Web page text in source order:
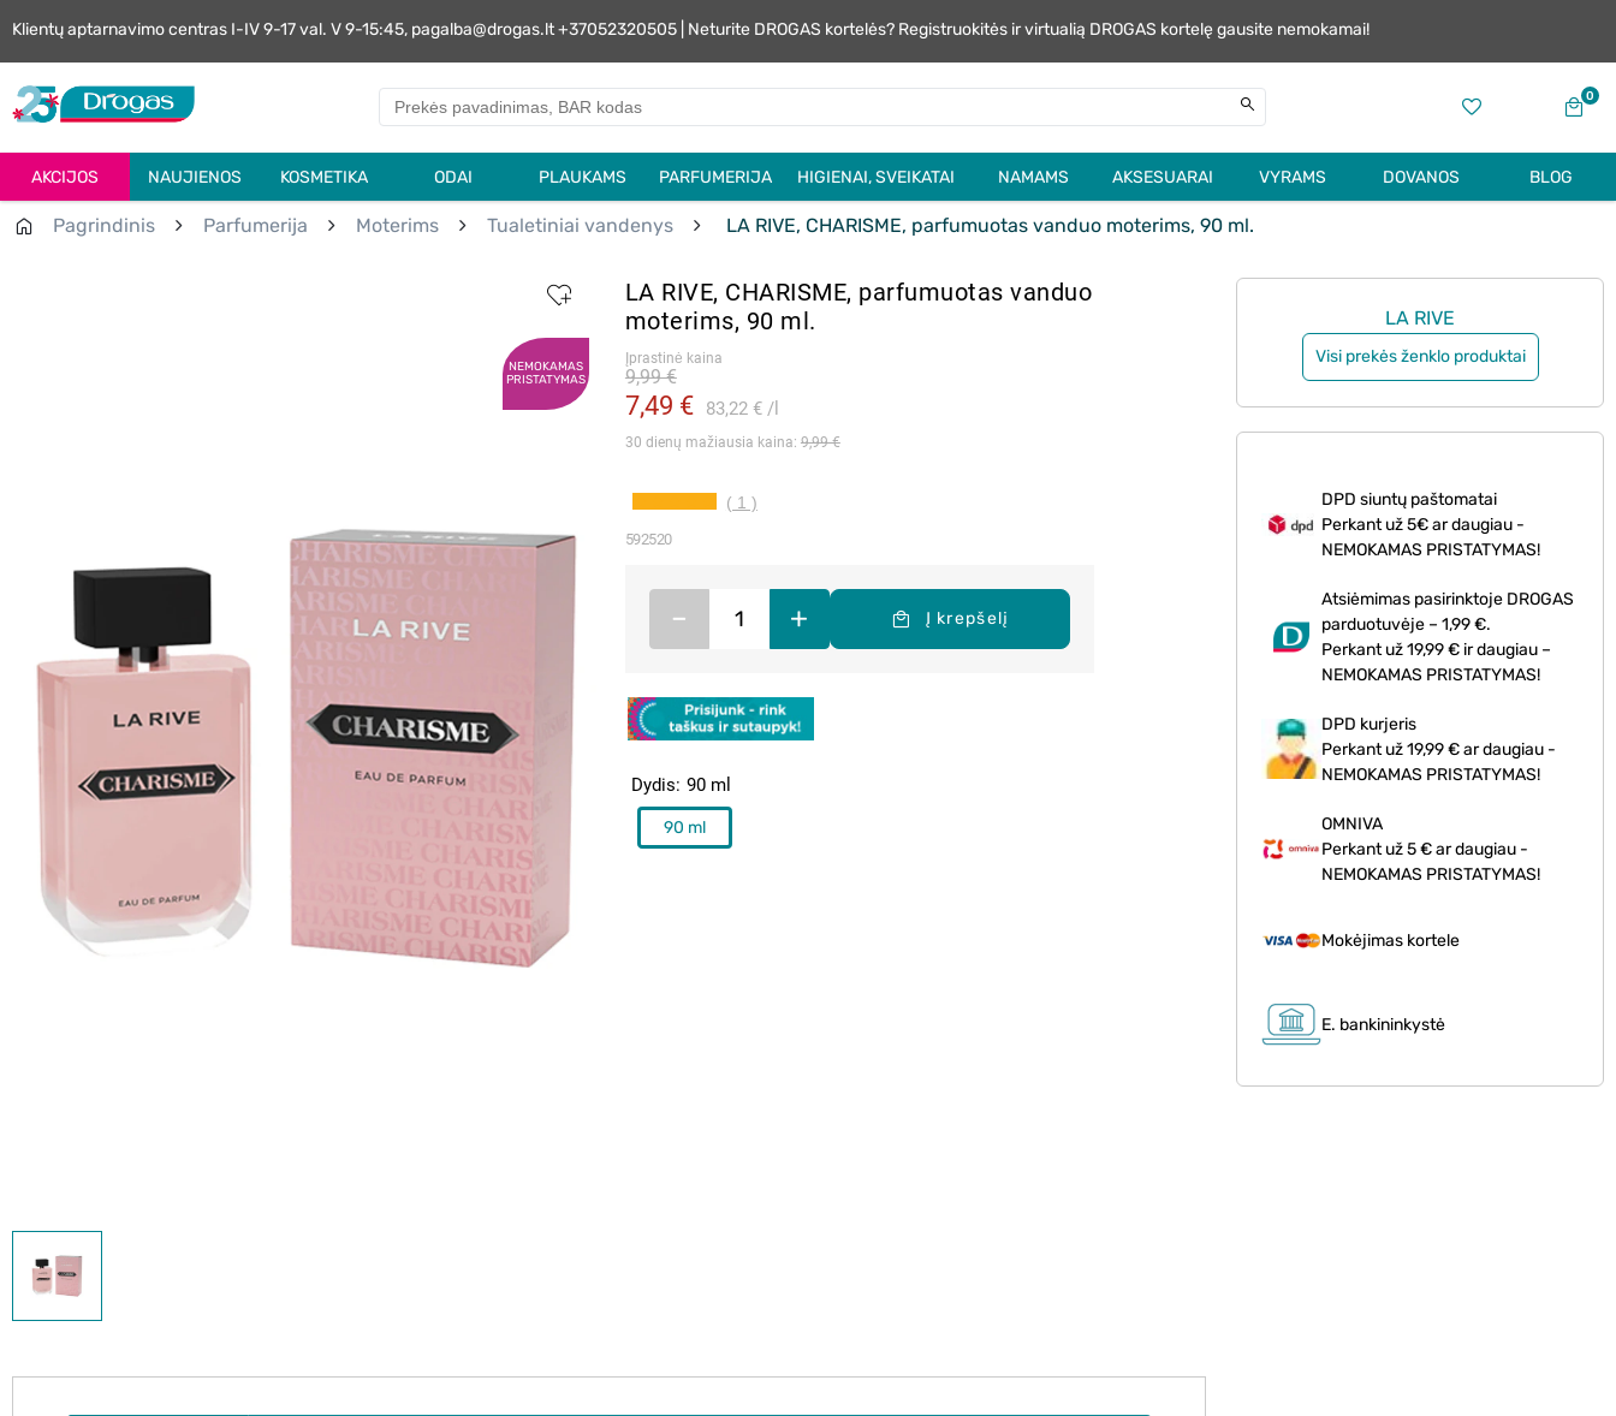
Klientų aptarnavimo centras I-IV 9-17 val. V 9-15:45, pagalba@drogas.lt +37052320505 | Neturite DROGAS kortelės? Registruokitės ir virtualią DROGAS kortelę gausite nemokamai!
0
AKCIJOS NAUJIENOS KOSMETIKA ODAI PLAUKAMS PARFUMERIJA HIGIENAI, SVEIKATAI NAMAMS AKSESUARAI VYRAMS DOVANOS BLOG
Pagrindinis Parfumerija Moterims Tualetiniai vandenys LA RIVE, CHARISME, parfumuotas vanduo moterims, 90 ml.
NEMOKAMAS
PRISTATYMAS
LA RIVE, CHARISME, parfumuotas vanduo
moterims, 90 ml.
Įprastinė kaina
7,49 € 83,22 € l
9,99 €
30 dienų mažiausia kaina: 9,99 €
( 1 )
592520
Dydis 90 ml
90 ml
– + Į krepšelį
LA RIVE
Visi prekės ženklo produktai
DPD siuntų paštomatai
Perkant už 5€ ar daugiau -
NEMOKAMAS PRISTATYMAS!
Atsiėmimas pasirinktoje DROGAS
parduotuvėje – 1,99 €.
Perkant už 19,99 € ir daugiau –
NEMOKAMAS PRISTATYMAS!
DPD kurjeris
Perkant už 19,99 € ar daugiau -
NEMOKAMAS PRISTATYMAS!
OMNIVA
Perkant už 5 € ar daugiau -
NEMOKAMAS PRISTATYMAS!
Mokėjimas kortele
E. bankininkystė